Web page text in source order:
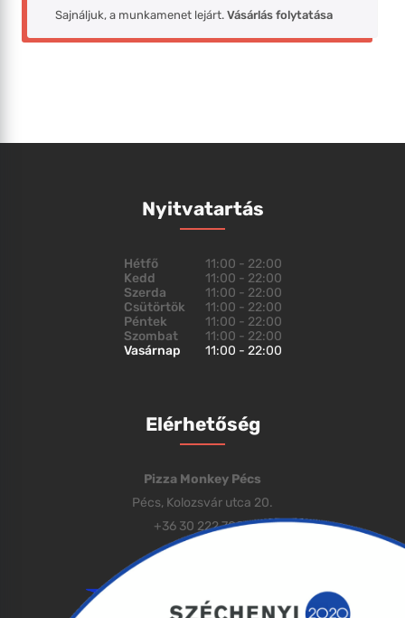
Sajnáljuk, a munkamenet lejárt. Vásárlás folytatása
Nyitvatartás
Hétfő
11:00 - 22:00
Kedd
11:00 - 22:00
Szerda
11:00 - 22:00
Csütörtök
11:00 - 22:00
Péntek
11:00 - 22:00
Szombat
11:00 - 22:00
Vasárnap
11:00 - 22:00
Elérhetőség
Pizza Monkey Pécs
Pécs, Kolozsvár utca 20.
+36 30 222 7000